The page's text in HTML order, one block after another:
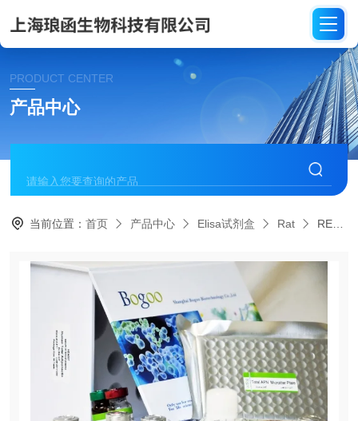
PRODUCT CENTER
产品中心
当前位置：首页 产品中心 Elisa试剂盒 Rat REF004大鼠酸性成纤维生长因子